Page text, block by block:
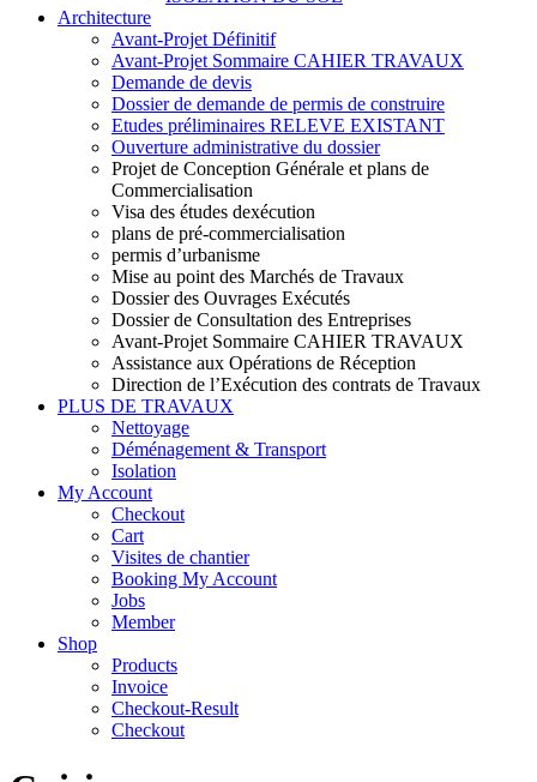
Architecture
Avant-Projet Définitif
Avant-Projet Sommaire CAHIER TRAVAUX
Demande de devis
Dossier de demande de permis de construire
Etudes préliminaires RELEVE EXISTANT
Ouverture administrative du dossier
Projet de Conception Générale et plans de
Commercialisation
Visa des études dexécution
plans de pré-commercialisation
permis d’urbanisme
Mise au point des Marchés de Travaux
Dossier des Ouvrages Exécutés
Dossier de Consultation des Entreprises
Avant-Projet Sommaire CAHIER TRAVAUX
Assistance aux Opérations de Réception
Direction de l’Exécution des contrats de Travaux
PLUS DE TRAVAUX
Nettoyage
Déménagement & Transport
Isolation
My Account
Checkout
Cart
Visites de chantier
Booking My Account
Jobs
Member
Shop
Products
Invoice
Checkout-Result
Checkout